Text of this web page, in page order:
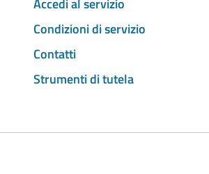
Accedi al servizio
Condizioni di servizio
Contatti
Strumenti di tutela